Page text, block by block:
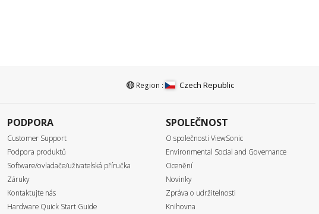
Region : Czech Republic
PODPORA
Customer Support
Podpora produktů
Software/ovladače/uživatelská příručka
Záruky
Kontaktujte nás
Hardware Quick Start Guide
SPOLEČNOST
O společnosti ViewSonic
Environmental Social and Governance
Ocenění
Novinky
Zpráva o udržitelnosti
Knihovna